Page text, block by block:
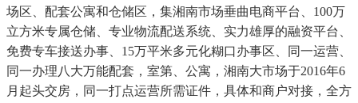
场区、配套公寓和仓储区，集湘南市场垂曲电商平台、100万
立方米专属仓储、专业物流配送系统、实力雄厚的融资平台、
免费专车接送办事、15万平米多元化糊口办事区、同一运营、
同一办理八大万能配套，室第、公寓，湘南大市场于2016年6
月起头交房，同一打点运营所需证件，具体和商户对接，全方